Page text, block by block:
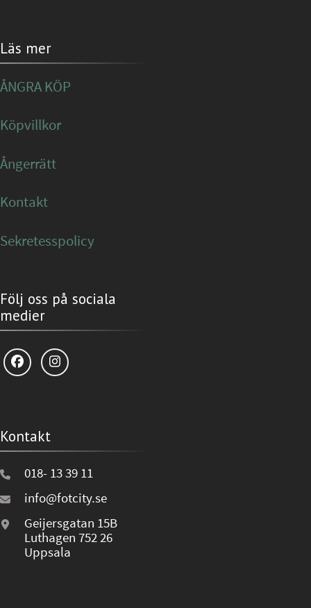
Läs mer
ÅNGRA KÖP
Köpvillkor
Ångerrätt
Kontakt
Sekretesspolicy
Följ oss på sociala
medier
Kontakt
018- 13 39 11
info@fotcity.se
Geijersgatan 15B
Luthagen 752 26
Uppsala